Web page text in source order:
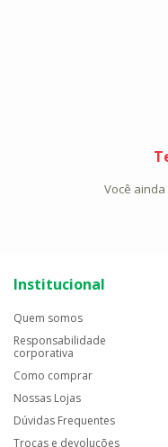
Você
Institucional
Quem somos
Responsabilidade
corporativa
Como comprar
Nossas Lojas
Dúvidas Frequentes
Trocas e devoluções